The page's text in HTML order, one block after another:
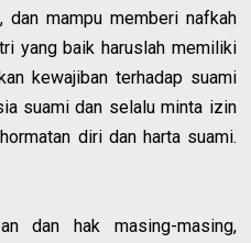
dan mampu memberi nafkah
yang baik haruslah memiliki
kewajiban terhadap suami
suami dan selalu minta izin
diri dan harta suami.
dan hak masing-masing,